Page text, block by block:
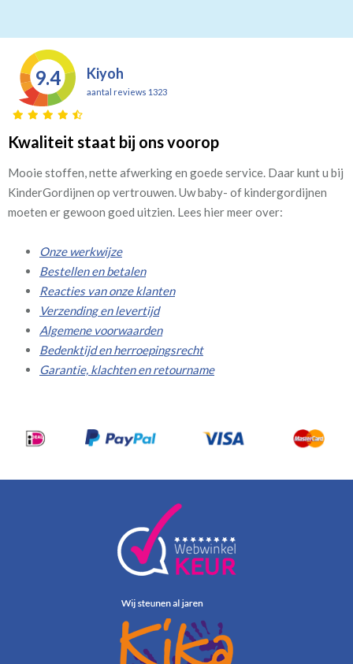
9.4 Kiyoh
aantal reviews 1323
Kwaliteit staat bij ons voorop
Mooie stoffen, nette afwerking en goede service. Daar kunt u bij
KinderGordijnen op vertrouwen. Uw baby- of kindergordijnen
moeten er gewoon goed uitzien. Lees hier meer over:
Onze werkwijze
Bestellen en betalen
Reacties van onze klanten
Verzending en levertijd
Algemene voorwaarden
Bedenktijd en herroepingsrecht
Garantie, klachten en retourname